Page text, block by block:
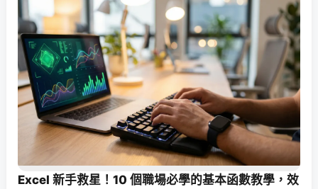
Excel 新手救星！10 個職場必學的基本函數教學，效